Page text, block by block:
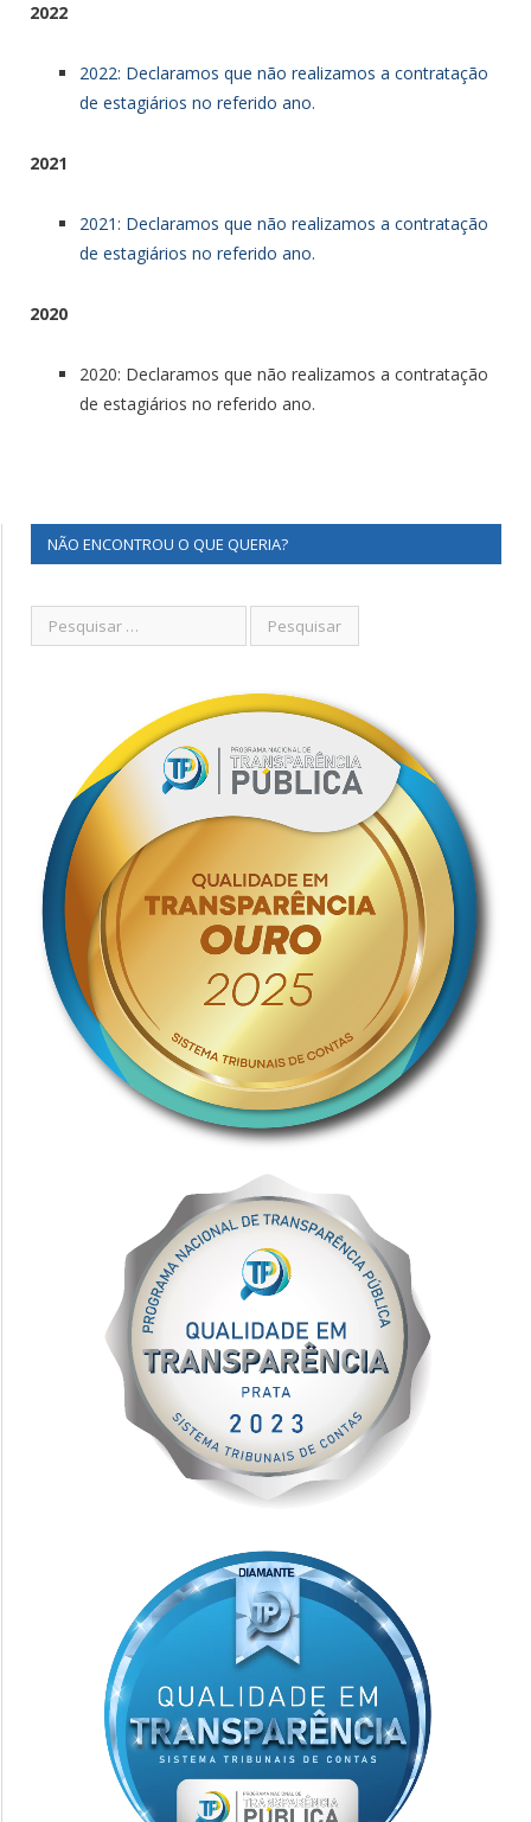
2022
2022: Declaramos que não realizamos a contratação
de estagiários no referido ano.
2021
2021: Declaramos que não realizamos a contratação
de estagiários no referido ano.
2020
2020: Declaramos que não realizamos a contratação
de estagiários no referido ano.
NÃO ENCONTROU O QUE QUERIA?